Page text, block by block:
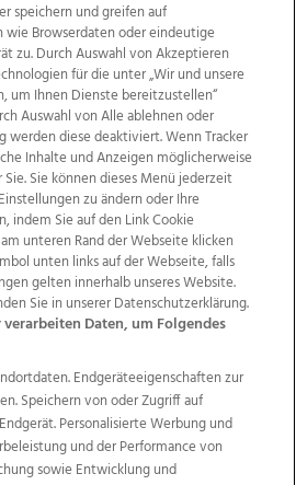
Kontakt
Jobs
AGB Anzeigekunden
Politische Werbung
des Medienhauses Wimmer
OÖNow
Ischler Woche
OÖN Immobilien
Reise
Promenaden Galerien
speichern und greifen auf
wie Browserdaten oder eindeutige
zu. Durch Auswahl von Akzeptieren
für die unter „Wir und unsere
um Ihnen Dienste bereitzustellen“
Auswahl von Alle ablehnen oder
werden diese deaktiviert. Wenn Tracker
Inhalte und Anzeigen möglicherweise
Sie können dieses Menü jederzeit
zu ändern oder Ihre
indem Sie auf den Link Cookie
unteren Rand der Webseite klicken
unten links auf der Webseite, falls
gelten innerhalb unseres Website.
Sie in unserer Datenschutzerklärung.
Daten, um Folgendes
Endgeräteeigenschaften zur
Speichern von oder Zugriff auf
Personalisierte Werbung und
und der Performance von
sowie Entwicklung und